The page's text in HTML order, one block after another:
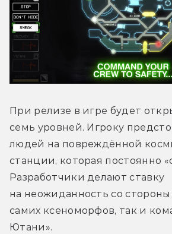
При релизе в игре будет
семь уровней. Игроку
людей на повреждённой
станции, которая постоянно
Разработчики делают ставку
на неожиданность со стороны
самих ксеноморфов, так и
Ютани».